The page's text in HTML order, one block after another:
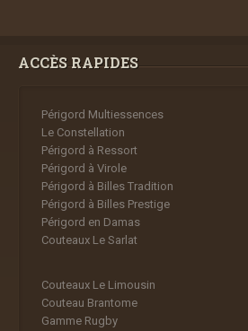
ACCÈS RAPIDES
Périgord Multiessences
Le Constellation
Périgord à Ressort
Périgord à Virole
Périgord à Billes Tradition
Périgord à Billes Prestige
Périgord en Damas
Couteaux Le Sarlat
Couteaux Le Limousin
Couteau Brantome
Gamme Rugby